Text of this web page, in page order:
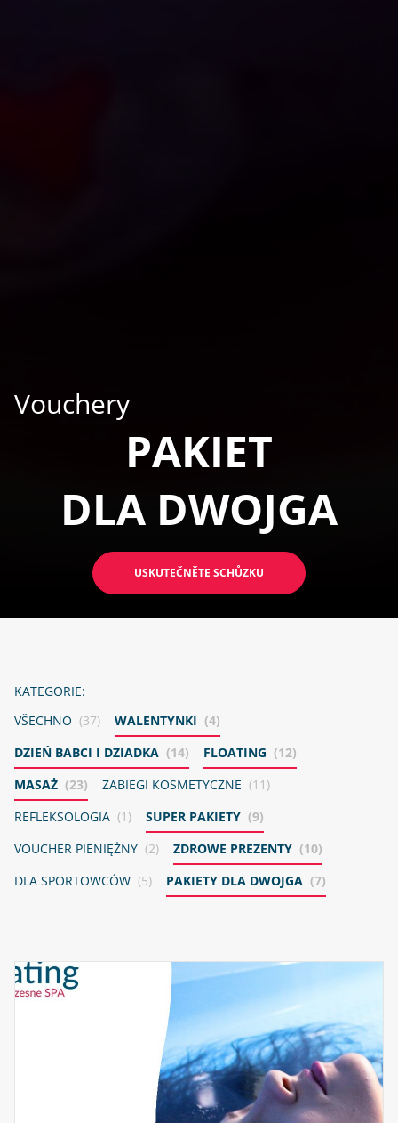
Vouchery
PAKIET
DLA DWOJGA
USKUTEČNĚTE SCHŮZKU
KATEGORIE:
VŠECHNO (37) WALENTYNKI (4)
DZIEŃ BABCI I DZIADKA (14) FLOATING (12)
MASAŻ (23) ZABIEGI KOSMETYCZNE (11)
REFLEKSOLOGIA (1) SUPER PAKIETY (9)
VOUCHER PIENIĘŻNY (2) ZDROWE PREZENTY (10)
DLA SPORTOWCÓW (5) PAKIETY DLA DWOJGA (7)